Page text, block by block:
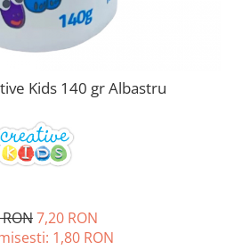
Kids 140 gr Albastru
7,20 RON
1,80 RON